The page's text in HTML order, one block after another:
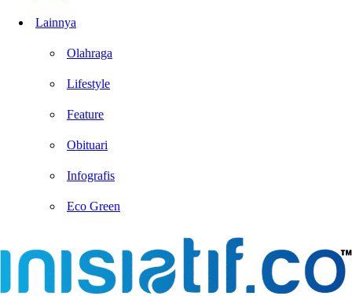
Lainnya
Olahraga
Lifestyle
Feature
Obituari
Infografis
Eco Green